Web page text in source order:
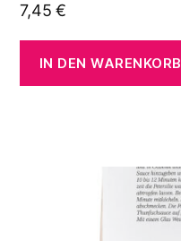
7,45€
IN DEN WARENKORB